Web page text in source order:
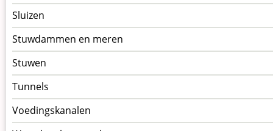
Sluizen
Stuwdammen en meren
Stuwen
Tunnels
Voedingskanalen